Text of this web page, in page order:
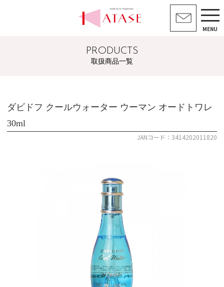
MENU
PRODUCTS
取扱商品一覧
ダビドフ クールウォーター ウーマン オードトワレ
30ml
JANコード：3414202011820